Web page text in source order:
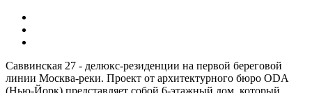
Саввинская 27 - делюкс-резиденции на первой береговой
линии Москва-реки. Проект от архитектурного бюро ODA
(Нью-Йорк) представляет собой 6-этажный дом, который